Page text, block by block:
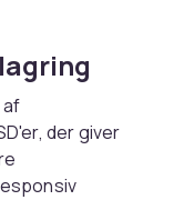
af
der giver